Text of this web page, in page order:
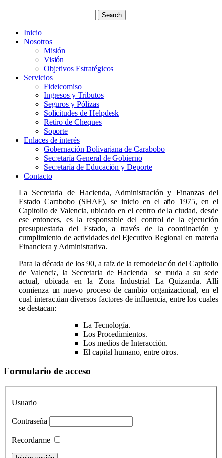
Inicio
Nosotros
Misión
Visión
Objetivos Estratégicos
Servicios
Fideicomiso
Ingresos y Tributos
Seguros y Pólizas
Solicitudes de Helpdesk
Retiro de Cheques
Soporte
Enlaces de interés
Gobernación Bolivariana de Carabobo
Secretaría General de Gobierno
Secretaría de Educación y Deporte
Contacto
La Secretaria de Hacienda, Administración y Finanzas del
Estado Carabobo (SHAF), se inicio en el año 1975, en el
Capitolio de Valencia, ubicado en el centro de la ciudad, desde
ese entonces, es la responsable del control de la ejecución
presupuestaria del Estado, a través de la coordinación y
cumplimiento de actividades del Ejecutivo Regional en materia
Financiera y Administrativa.
Para la década de los 90, a raíz de la remodelación del Capitolio
de Valencia, la Secretaria de Hacienda se muda a su sede
actual, ubicada en la Zona Industrial La Quizanda. Allí
comienza un nuevo proceso de cambio organizacional, en el
cual interactúan diversos factores de influencia, entre los cuales
se destacan:
La Tecnología.
Los Procedimientos.
Los medios de Interacción.
El capital humano, entre otros.
Formulario de acceso
Usuario
Contraseña
Recordarme